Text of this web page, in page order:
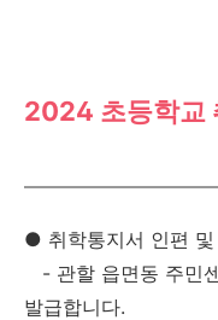
2024 초등학교
● 취학통지서 인편
- 관할 읍면동 주민
발급합니다.